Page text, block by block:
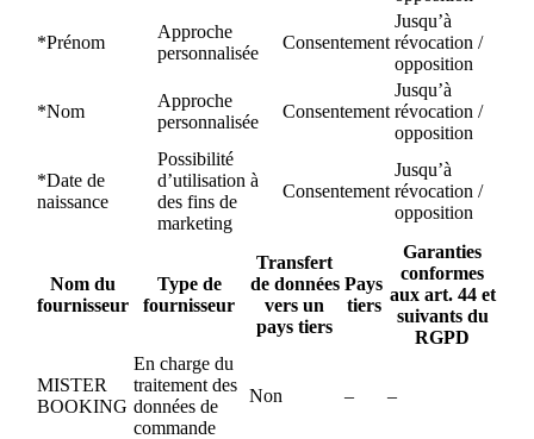
*Prénom
Approche
personnalisée
Consentement
Jusqu’à
révocation /
opposition
*Nom
Approche
personnalisée
Consentement
Jusqu’à
révocation /
opposition
*Date de
naissance
Possibilité
d’utilisation à
des fins de
marketing
Consentement
Jusqu’à
révocation /
opposition
Nom du
fournisseur
Type de
fournisseur
Transfert
de données
vers un
pays tiers
Pays
tiers
Garanties
conformes
aux art. 44 et
suivants du
RGPD
MISTER
BOOKING
En charge du
traitement des
données de
commande
Non – –